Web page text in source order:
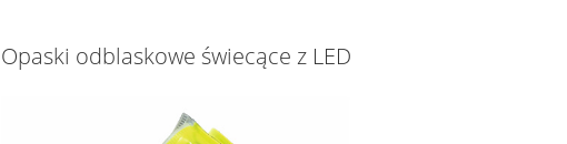
Opaski odblaskowe świecące z LED